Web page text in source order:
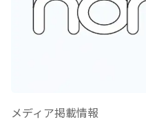
メディア掲載情報